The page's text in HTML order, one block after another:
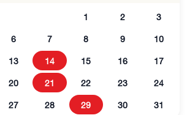
1 2 3
6 7 8 9 10
13 14 15 16 17
20 21 22 23 24
27 28 29 30 31